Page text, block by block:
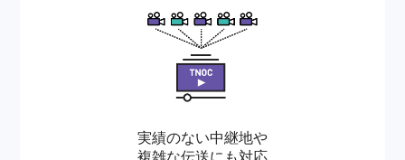
実績のない中継地や
複雑な伝送にも対応